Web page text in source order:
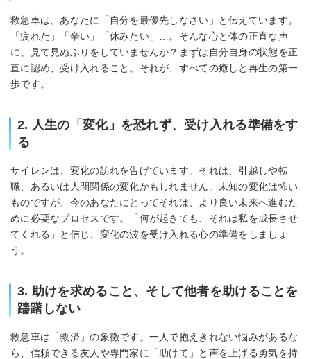
救急車は、あなたに「自分を最優先しなさい」と伝えています。
「疲れた」「辛い」「休みたい」…。そんな心と体の正直な声
に、見て見ぬふりをしていませんか？まずは自分自身の状態を正
直に認め、受け入れること。それが、すべての癒しと再生の第一
歩です。
2. 人生の「変化」を恐れず、受け入れる準備をす
る
サイレンは、変化の訪れを告げています。それは、引越しや転
職、あるいは人間関係の変化かもしれません。未知の変化は怖い
ものですが、今のあなたにとってそれは、より良い未来へ進むた
めに必要なプロセスです。「何が起きても、それは私を成長させ
てくれる」と信じ、変化の波を受け入れる心の準備をしましょ
う。
3. 助けを求めること、そして他者を助けることを
躊躇しない
救急車は「救済」の象徴です。一人で抱えきれない悩みがあるな
ら、信頼できる友人や専門家に「助けて」と声を上げる勇気を持